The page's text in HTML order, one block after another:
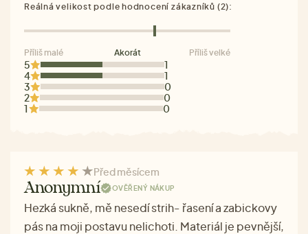
5
1
4
1
3
0
2
0
1
0
Reálná velikost podle hodnocení zákazníků (2):
Příliš malé Akorát Příliš velké
Před měsícem
Anonymní OVĚŘENÝ NÁKUP
Hezká sukně, mě nesedí strih- řasení a zabickovy
pás na moji postavu nelichoti. Materiál je pevnější,